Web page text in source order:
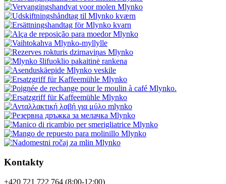
Kontakty
+420 721 722 764 (8:00-12:00)